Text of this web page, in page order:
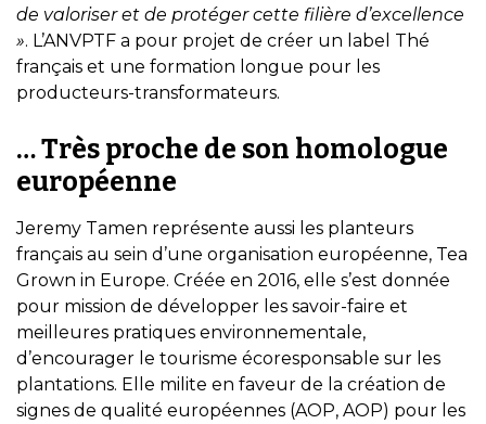
de valoriser et de protéger cette filière d’excellence
». L’ANVPTF a pour projet de créer un label Thé
français et une formation longue pour les
producteurs-transformateurs.
… Très proche de son homologue
européenne
Jeremy Tamen représente aussi les planteurs
français au sein d’une organisation européenne, Tea
Grown in Europe. Créée en 2016, elle s’est donnée
pour mission de développer les savoir-faire et
meilleures pratiques environnementale,
d’encourager le tourisme écoresponsable sur les
plantations. Elle milite en faveur de la création de
signes de qualité européennes (AOP, AOP) pour les